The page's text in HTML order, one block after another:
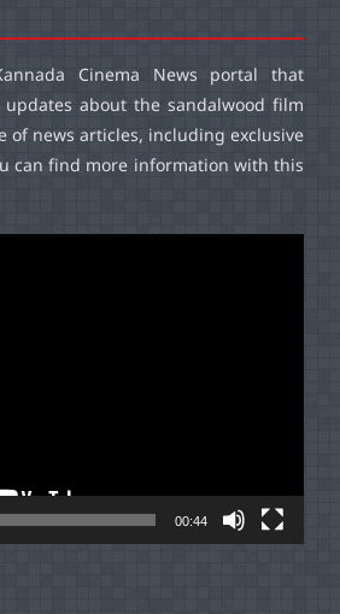
Cinema News portal that
about the sandalwood film
of news articles, including exclusive
can find more information with this
00:44